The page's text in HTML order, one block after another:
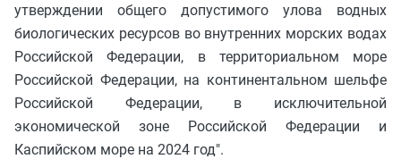
утверждении общего допустимого улова водных
биологических ресурсов во внутренних морских водах
Российской Федерации, в территориальном море
Российской Федерации, на континентальном шельфе
Российской Федерации, в исключительной
экономической зоне Российской Федерации и
Каспийском море на 2024 год".